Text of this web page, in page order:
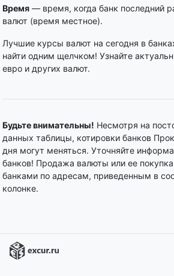
Время — время, когда банк последний
валют (время местное).
Лучшие курсы валют на сегодня в
найти одним щелчком! Узнайте
евро и других валют.
Будьте внимательны! Несмотря на
данных таблицы, котировки банков
дня могут меняться. Уточняйте
банков! Продажа валюты или ее
банками по адресам, приведенным в
колонке.